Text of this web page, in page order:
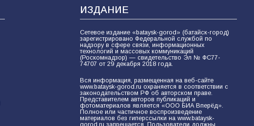
«Мобилизация или набор?» Что на
самом деле происходит в армии
России в августе 2026 года
101 03.08.2026
В Батайске продолжаются
дорожные работы
ИЗДАНИЕ
Сетевое издание «bataysk-gorod» (батайск-город)
зарегистрировано Федеральной службой по
надзору в сфере связи, информационных
технологий и массовых коммуникаций
(Роскомнадзор) — свидетельство Эл № ФС77-
74707 от 29 декабря 2018 года.
Вся информация, размещенная на веб-сайте
www.bataysk-gorod.ru охраняется в соответствии с
законодательством РФ об авторском праве.
Представителем авторов публикаций и
фотоматериалов является «ООО БИА Вперёд».
Полное или частичное воспроизведение
материалов без гиперссылки на www.bataysk-
gorod.ru запрещается. Пользователи должны